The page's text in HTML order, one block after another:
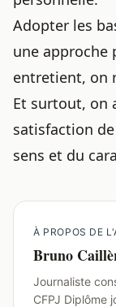
Adopter les
une approche
entretient, on
Et surtout, on
satisfaction
sens et du
À PROPOS DE
Bruno
Journaliste
CFPJ Diplôme